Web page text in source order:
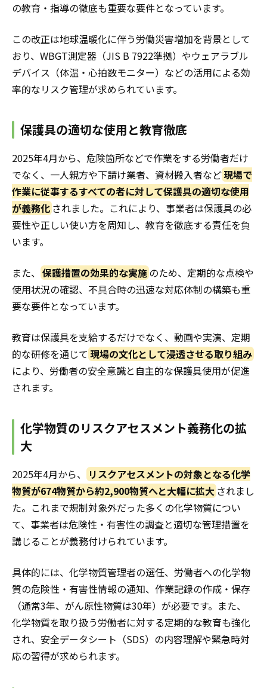
の教育・指導の徹底も重要な要件となっています。
この改正は地球温暖化に伴う労働災害増加を背景として
おり、WBGT測定器（JIS B 7922準拠）やウェアラブル
デバイス（体温・心拍数モニター）などの活用による効
率的なリスク管理が求められています。
保護具の適切な使用と教育徹底
2025年4月から、危険箇所などで作業をする労働者だけ
でなく、一人親方や下請け業者、資材搬入者など現場で
作業に従事するすべての者に対して保護具の適切な使用
が義務化 されました。これにより、事業者は保護具の必
要性や正しい使い方を周知し、教育を徹底する責任を負
います。
また、 保護措置の効果的な実施のため、定期的な点検や
使用状況の確認、不具合時の迅速な対応体制の構築も重
要な要件となっています。
教育は保護具を支給するだけでなく、動画や実演、定期
的な研修を通じて 現場の文化として浸透させる取り組み
により、労働者の安全意識と自主的な保護具使用が促進
されます。
化学物質のリスクアセスメント義務化の拡
大
2025年4月から、
リスクアセスメントの対象となる化学
物質が674物質から約2,900物質へと大幅に拡大 されまし
た。これまで規制対象外だった多くの化学物質につい
て、事業者は危険性・有害性の調査と適切な管理措置を
講じることが義務付けられています。
具体的には、化学物質管理者の選任、労働者への化学物
質の危険性・有害性情報の通知、作業記録の作成・保存
（通常3年、がん原性物質は30年）が必要です。また、
化学物質を取り扱う労働者に対する定期的な教育も強化
され、安全データシート（SDS）の内容理解や緊急時対
応の習得が求められます。